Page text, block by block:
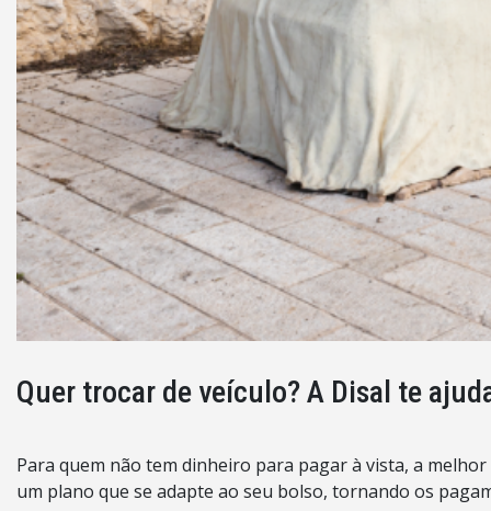
Quer trocar de veículo? A Disal te
Para quem não tem dinheiro para pagar à vista, a
um plano que se adapte ao seu bolso, tornando os